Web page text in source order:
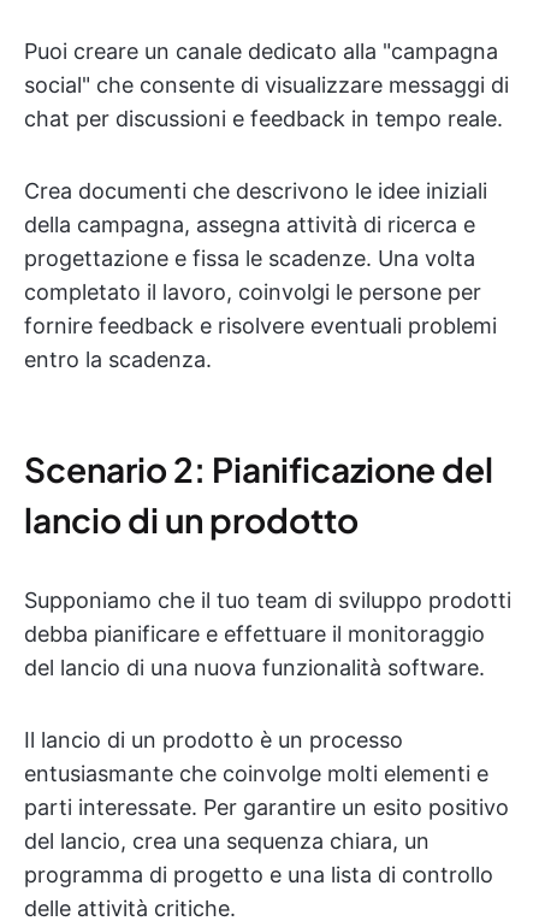
Puoi creare un canale dedicato alla "campagna
social" che consente di visualizzare messaggi di
chat per discussioni e feedback in tempo reale.
Crea documenti che descrivono le idee iniziali
della campagna, assegna attività di ricerca e
progettazione e fissa le scadenze. Una volta
completato il lavoro, coinvolgi le persone per
fornire feedback e risolvere eventuali problemi
entro la scadenza.
Scenario 2: Pianificazione del
lancio di un prodotto
Supponiamo che il tuo team di sviluppo prodotti
debba pianificare e effettuare il monitoraggio
del lancio di una nuova funzionalità software.
Il lancio di un prodotto è un processo
entusiasmante che coinvolge molti elementi e
parti interessate. Per garantire un esito positivo
del lancio, crea una sequenza chiara, un
programma di progetto e una lista di controllo
delle attività critiche.